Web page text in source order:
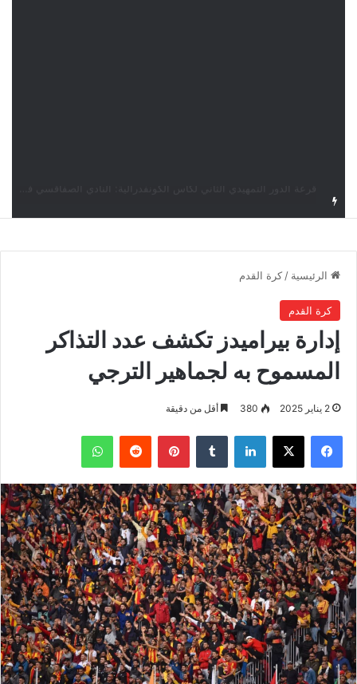
الرئيسية / كرة القدم
كرة القدم
إدارة بيراميدز تكشف عدد التذاكر
المسموح به لجماهير الترجي
2 يناير 2025 380 أقل من دقيقة
فيسبوك ‫X لينكدإن بينتيريست واتساب